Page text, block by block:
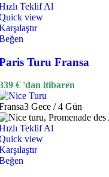
Teklif Al
view
Turu Fransa
€ 'dan itibaren
3 Gece / 4 Gün
Teklif Al
view